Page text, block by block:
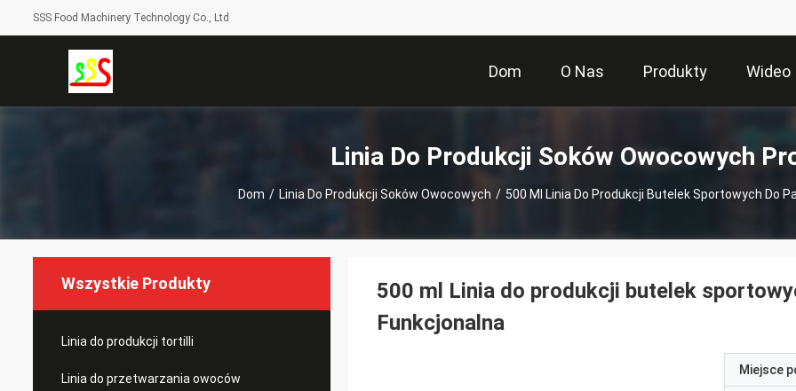
SSS Food Machinery Technology Co., Ltd
Dom O Nas Produkty Wideo
Linia Do Produkcji Soków Owocowych
Dom / Linia Do Produkcji Soków Owocowych / 500 Ml Linia Do Produkcji Butelek Sportowych Do
Wszystkie Produkty
Linia do produkcji tortilli
Linia do przetwarzania owoców
500 ml Linia do produkcji butelek
Funkcjonalna
Miejsce